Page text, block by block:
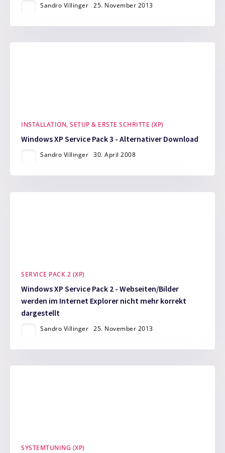
Sandro Villinger 25. November 2013
INSTALLATION, SETUP & ERSTE SCHRITTE (XP)
Windows XP Service Pack 3 - Alternativer Download
Sandro Villinger 30. April 2008
SERVICE PACK 2 (XP)
Windows XP Service Pack 2 - Webseiten/Bilder
werden im Internet Explorer nicht mehr korrekt
dargestellt
Sandro Villinger 25. November 2013
SYSTEMTUNING (XP)